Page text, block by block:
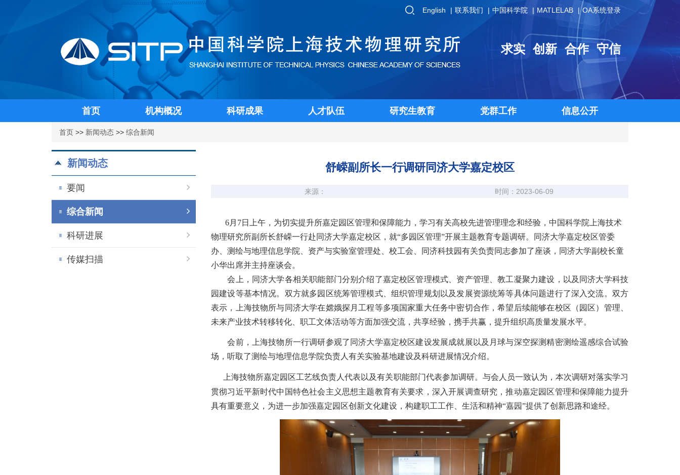
English 联系我们 中国科学院 MATLELAB OA系统登录
求实 创新 合作 守信
首页 机构概况 科研成果 人才队伍 研究生教育 党群工作 信息公开
首页 >> 新闻动态 >> 综合新闻
新闻动态
要闻
综合新闻
科研进展
传媒扫描
舒嵘副所长一行调研同济大学嘉定校区
来源： 时间：2023-06-09
6月 7日上午，为切实提升所嘉定园区管理和保障能力，学习有关高校先进管理理念和经验，中国科学院上海技术
物理研究所副所长舒嵘一行赴同济大学嘉定校区，就“多园区管理”开展主题教育专题调研。同济大学嘉定校区管委
办、测绘与地理信息学院、资产与实验室管理处、校工会、同济科技园有关负责同志参加了座谈，同济大学副校长童
小华出席并主持座谈会。
会上，同济大学各相关职能部门分别介绍了嘉定校区管理模式、资产管理、教工凝聚力建设，以及同济大学科技
园建设等基本情况。双方就多园区统筹管理模式、组织管理规划以及发展资源统筹等具体问题进行了深入交流。双方
表示，上海技物所与同济大学在嫦娥探月工程等多项国家重大任务中密切合作，希望后续能够在校区（园区）管理、
未来产业技术转移转化、职工文体活动等方面加强交流，共享经验，携手共赢，提升组织高质量发展水平。
会前，上海技物所一行调研参观了同济大学嘉定校区建设发展成就展以及月球与深空探测精密测绘遥感综合试验
场，听取了测绘与地理信息学院负责人有关实验基地建设及科研进展情况介绍。
上海技物所嘉定园区工艺线负责人代表以及有关职能部门代表参加调研。与会人员一致认为，本次调研对落实学习
贯彻习近平新时代中国特色社会主义思想主题教育有关要求，深入开展调查研究，推动嘉定园区管理和保障能力提升
具有重要意义，为进一步加强嘉定园区创新文化建设，构建职工工作、生活和精神“嘉园”提供了创新思路和途经。